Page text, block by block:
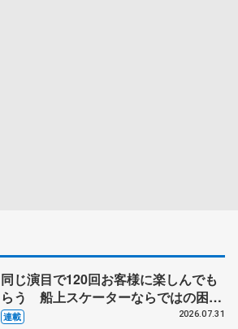
同じ演目で120回お客様に楽しんでも
らう 船上スケーターならではの困難
とは 影響あったPIW前キャプテン松
連載 2026.07.31